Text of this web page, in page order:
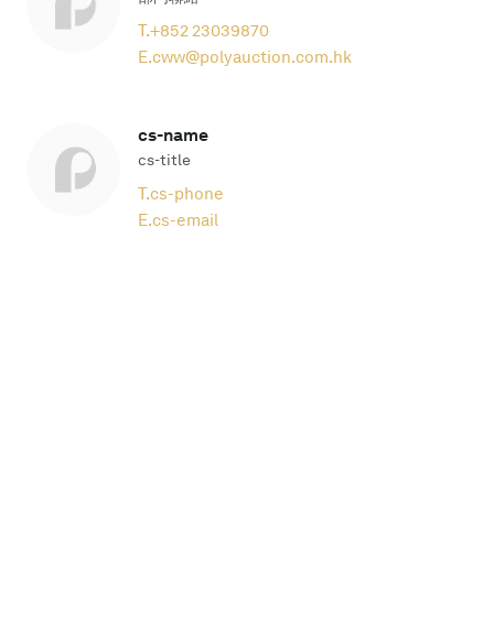
T.+852 23039870
E.cww@polyauction.com.hk
cs-name
cs-title
T.cs-phone
E.cs-email